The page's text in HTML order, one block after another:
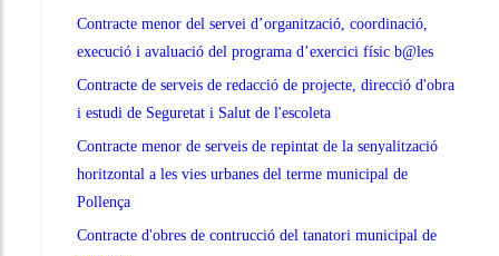
Contracte menor del servei d’organització, coordinació,
execució i avaluació del programa d’exercici físic b@les
Contracte de serveis de redacció de projecte, direcció d'obra
i estudi de Seguretat i Salut de l'escoleta
Contracte menor de serveis de repintat de la senyalització
horitzontal a les vies urbanes del terme municipal de
Pollença
Contracte d'obres de contrucció del tanatori municipal de